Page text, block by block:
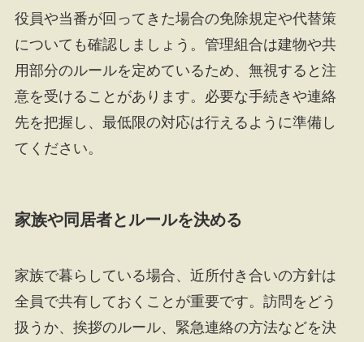
役員や当番が回ってきた場合の免除規定や代替策
についても確認しましょう。管理組合は建物や共
用部分のルールを定めているため、無視すると注
意を受けることがあります。必要な手続きや連絡
先を把握し、最低限の対応は行えるように準備し
てください。
家族や同居者とルールを決める
家族で暮らしている場合、近所付き合いの方針は
全員で共有しておくことが重要です。訪問をどう
扱うか、挨拶のルール、緊急連絡の方法などを決